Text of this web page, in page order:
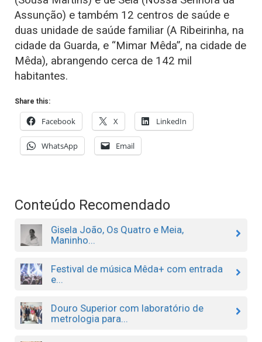
Assunção) e também 12 centros de saúde e
duas unidade de saúde familiar (A Ribeirinha, na
cidade da Guarda, e “Mimar Mêda”, na cidade de
Mêda), abrangendo cerca de 142 mil
habitantes.
Share this:
Facebook X LinkedIn
WhatsApp Email
Conteúdo Recomendado
Gisela João, Os Quatro e Meia,
Maninho...
Festival de música Mêda+ com entrada
e...
Douro Superior com laboratório de
metrologia para...